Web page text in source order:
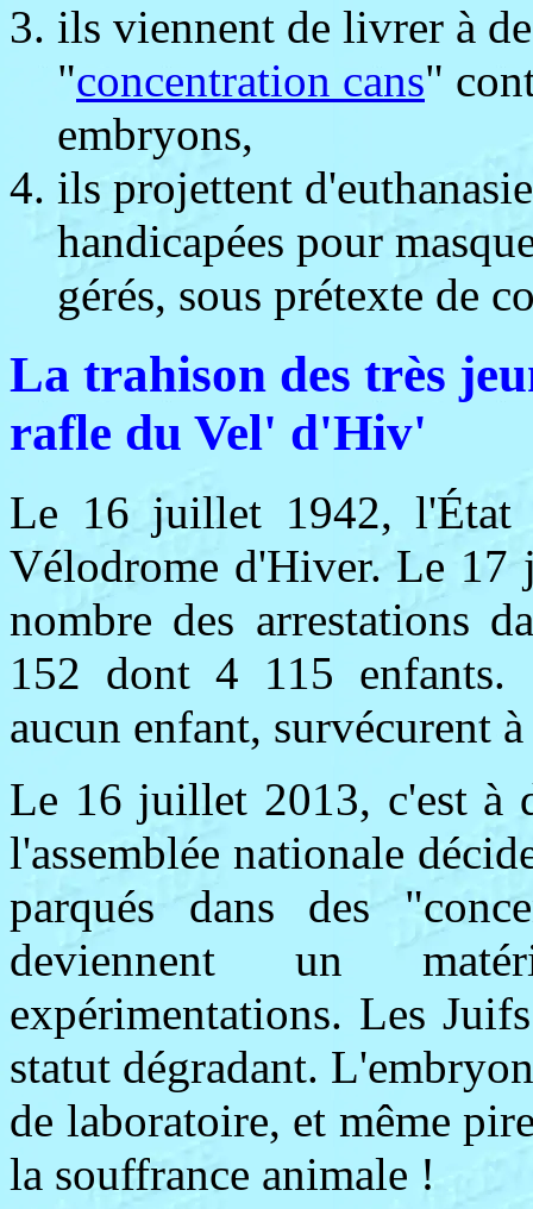
ils viennent de livrer à
"concentration cans"
embryons,
ils projettent
handicapées pour
gérés, sous prétexte de
La trahison des très
rafle du Vel' d'Hiv'
Le 16 juillet 1942, l'État
Vélodrome d'Hiver. Le
nombre des arrestations
152 dont 4 115 enfants.
aucun enfant, survécurent
Le 16 juillet 2013, c'est à
l'assemblée nationale
parqués dans des
deviennent un
expérimentations. Les
statut dégradant.
de laboratoire, et même
la souffrance animale !